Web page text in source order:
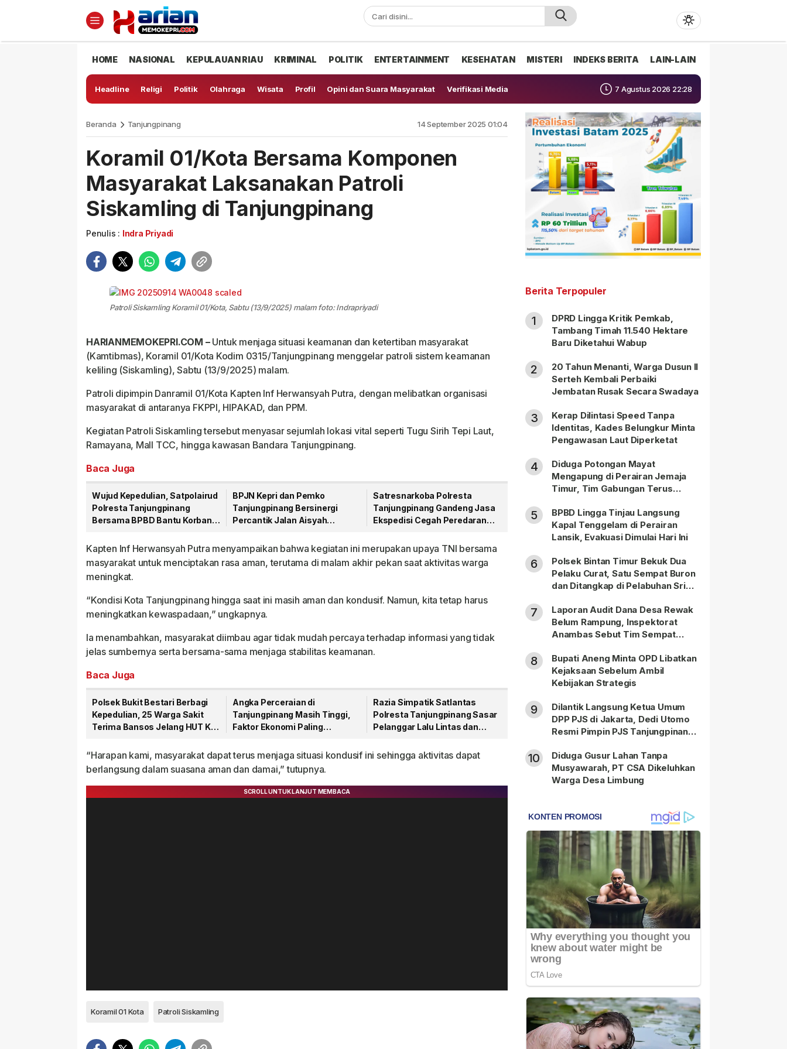
HOME NASIONAL KEPULAUAN RIAU KRIMINAL POLITIK ENTERTAINMENT KESEHATAN MISTERI INDEKS BERITA LAIN-LAIN
Headline Religi Politik Olahraga Wisata Profil Opini dan Suara Masyarakat Verifikasi Media 7 Agustus 2026 22:28
Beranda Tanjungpinang 14 September 2025 01:04
Koramil 01/Kota Bersama Komponen
Masyarakat Laksanakan Patroli
Siskamling di Tanjungpinang
Penulis : Indra Priyadi
Patroli Siskamling Koramil 01/Kota, Sabtu (13/9/2025) malam foto: Indrapriyadi
HARIANMEMOKEPRI.COM –Untuk menjaga situasi keamanan dan ketertiban masyarakat
(Kamtibmas), Koramil 01/Kota Kodim 0315/Tanjungpinang menggelar patroli sistem keamanan
keliling (Siskamling), Sabtu (13/9/2025) malam.
Patroli dipimpin Danramil 01/Kota Kapten Inf Herwansyah Putra, dengan melibatkan organisasi
masyarakat di antaranya FKPPI, HIPAKAD, dan PPM.
Kegiatan Patroli Siskamling tersebut menyasar sejumlah lokasi vital seperti Tugu Sirih Tepi Laut,
Ramayana, Mall TCC, hingga kawasan Bandara Tanjungpinang.
Baca Juga
Wujud Kepedulian, Satpolairud
Polresta Tanjungpinang
Bersama BPBD Bantu Korban
BPJN Kepri dan Pemko
Tanjungpinang Bersinergi
Percantik Jalan Aisyah
Satresnarkoba Polresta
Tanjungpinang Gandeng Jasa
Ekspedisi Cegah Peredaran
Kapten Inf Herwansyah Putra menyampaikan bahwa kegiatan ini merupakan upaya TNI bersama
masyarakat untuk menciptakan rasa aman, terutama di malam akhir pekan saat aktivitas warga
meningkat.
“Kondisi Kota Tanjungpinang hingga saat ini masih aman dan kondusif. Namun, kita tetap harus
meningkatkan kewaspadaan,” ungkapnya.
Ia menambahkan, masyarakat diimbau agar tidak mudah percaya terhadap informasi yang tidak
jelas sumbernya serta bersama-sama menjaga stabilitas keamanan.
Baca Juga
Polsek Bukit Bestari Berbagi
Kepedulian, 25 Warga Sakit
Terima Bansos Jelang HUT Ke-
Angka Perceraian di
Tanjungpinang Masih Tinggi,
Faktor Ekonomi Paling
Razia Simpatik Satlantas
Polresta Tanjungpinang Sasar
Pelanggar Lalu Lintas dan
“Harapan kami, masyarakat dapat terus menjaga situasi kondusif ini sehingga aktivitas dapat
berlangsung dalam suasana aman dan damai,” tutupnya.
Koramil 01 Kota Patroli Siskamling
Berita Terpopuler
1
DPRD Lingga Kritik Pemkab,
Tambang Timah 11.540 Hektare
Baru Diketahui Wabup
2
20 Tahun Menanti, Warga Dusun II
Serteh Kembali Perbaiki
Jembatan Rusak Secara Swadaya
3
Kerap Dilintasi Speed Tanpa
Identitas, Kades Belungkur Minta
Pengawasan Laut Diperketat
4
Diduga Potongan Mayat
Mengapung di Perairan Jemaja
Timur, Tim Gabungan Terus
5
BPBD Lingga Tinjau Langsung
Kapal Tenggelam di Perairan
Lansik, Evakuasi Dimulai Hari Ini
6
Polsek Bintan Timur Bekuk Dua
Pelaku Curat, Satu Sempat Buron
dan Ditangkap di Pelabuhan Sri
7
Laporan Audit Dana Desa Rewak
Belum Rampung, Inspektorat
Anambas Sebut Tim Sempat
8
Bupati Aneng Minta OPD Libatkan
Kejaksaan Sebelum Ambil
Kebijakan Strategis
9
Dilantik Langsung Ketua Umum
DPP PJS di Jakarta, Dedi Utomo
Resmi Pimpin PJS Tanjungpinang-
10
Diduga Gusur Lahan Tanpa
Musyawarah, PT CSA Dikeluhkan
Warga Desa Limbung